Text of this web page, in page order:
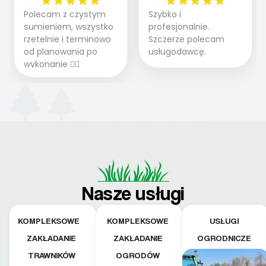
Polecam z czystym
sumieniem, wszystko
rzetelnie i terminowo
od planowania po
wykonanie 👍🏻
Szybko i
profesjonalnie.
Szczerze polecam
usługodawcę.
Nasze usługi
KOMPLEKSOWE
ZAKŁADANIE
TRAWNIKÓW
KOMPLEKSOWE
ZAKŁADANIE
OGRODÓW
USŁUGI
OGRODNICZE